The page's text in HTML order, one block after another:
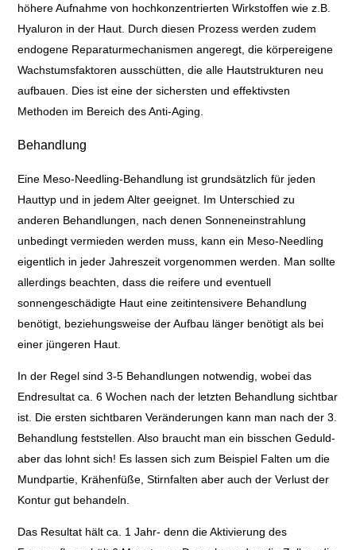
höhere Aufnahme von hochkonzentrierten Wirkstoffen wie z.B.
Hyaluron in der Haut. Durch diesen Prozess werden zudem
endogene Reparaturmechanismen angeregt, die körpereigene
Wachstumsfaktoren ausschütten, die alle Hautstrukturen neu
aufbauen. Dies ist eine der sichersten und effektivsten
Methoden im Bereich des Anti-Aging.
Behandlung
Eine Meso-Needling-Behandlung ist grundsätzlich für jeden
Hauttyp und in jedem Alter geeignet. Im Unterschied zu
anderen Behandlungen, nach denen Sonneneinstrahlung
unbedingt vermieden werden muss, kann ein Meso-Needling
eigentlich in jeder Jahreszeit vorgenommen werden. Man sollte
allerdings beachten, dass die reifere und eventuell
sonnengeschädigte Haut eine zeitintensivere Behandlung
benötigt, beziehungsweise der Aufbau länger benötigt als bei
einer jüngeren Haut.
In der Regel sind 3-5 Behandlungen notwendig, wobei das
Endresultat ca. 6 Wochen nach der letzten Behandlung sichtbar
ist. Die ersten sichtbaren Veränderungen kann man nach der 3.
Behandlung feststellen. Also braucht man ein bisschen Geduld-
aber das lohnt sich! Es lassen sich zum Beispiel Falten um die
Mundpartie, Krähenfüße, Stirnfalten aber auch der Verlust der
Kontur gut behandeln.
Das Resultat hält ca. 1 Jahr- denn die Aktivierung des